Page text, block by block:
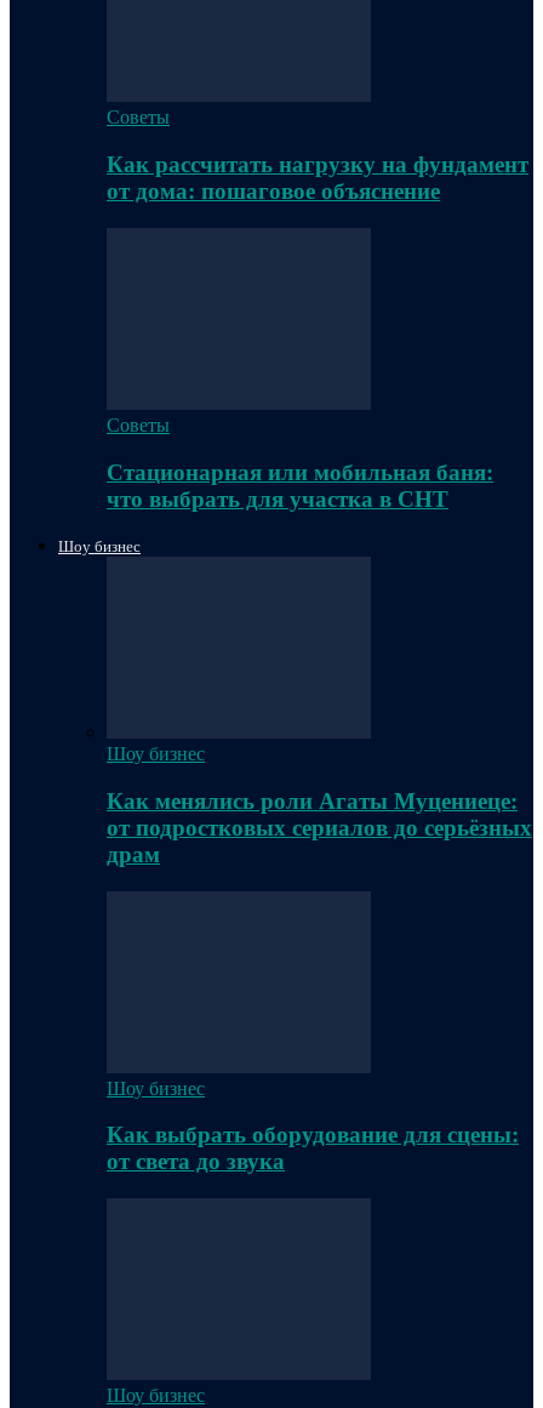
Советы
Как рассчитать нагрузку на фундамент
от дома: пошаговое объяснение
Советы
Стационарная или мобильная баня:
что выбрать для участка в СНТ
Шоу бизнес
Шоу бизнес
Как менялись роли Агаты Муцениеце:
от подростковых сериалов до серьёзных
драм
Шоу бизнес
Как выбрать оборудование для сцены:
от света до звука
Шоу бизнес